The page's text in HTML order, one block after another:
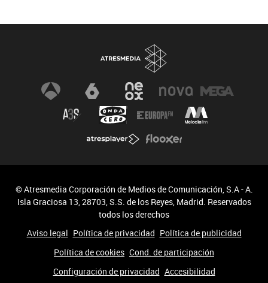
© Atresmedia Corporación de Medios de Comunicación, S.A - A.
Isla Graciosa 13, 28703, S.S. de los Reyes, Madrid. Reservados
todos los derechos
Aviso legal Política de privacidad Política de publicidad
Política de cookies Cond. de participación
Configuración de privacidad Accesibilidad